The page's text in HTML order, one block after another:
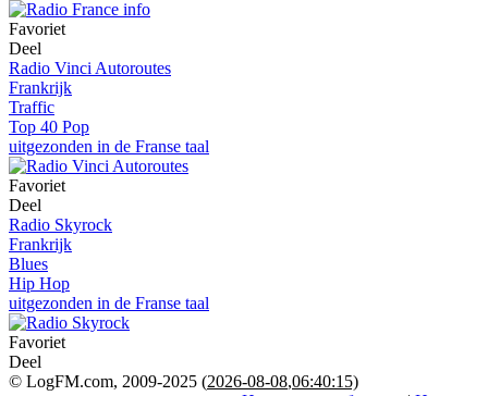
Favoriet
Deel
Radio Vinci Autoroutes
Frankrijk
Traffic
Top 40 Pop
uitgezonden in de Franse taal
Favoriet
Deel
Radio Skyrock
Frankrijk
Blues
Hip Hop
uitgezonden in de Franse taal
Favoriet
Deel
© LogFM.com, 2009-2025 (2026-08-08,06:40:15)